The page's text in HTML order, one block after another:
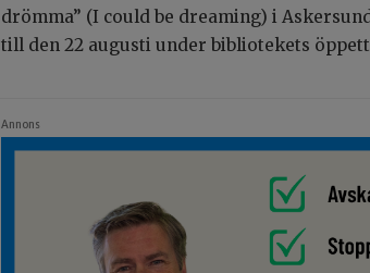
drömma” (I could be dreaming) i
till den 22 augusti under bibliotekets
Annons